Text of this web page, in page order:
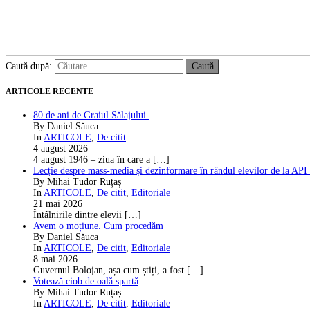
Caută după:
ARTICOLE RECENTE
80 de ani de Graiul Sălajului.
By Daniel Săuca
In ARTICOLE De citit
4 august 2026
4 august 1946 – ziua în care a […]
Lecție despre mass-media și dezinformare în rândul elevilor de la API
By Mihai Tudor Ruțaș
In ARTICOLE De citit Editoriale
21 mai 2026
Întâlnirile dintre elevii […]
Avem o moțiune. Cum procedăm
By Daniel Săuca
In ARTICOLE De citit Editoriale
8 mai 2026
Guvernul Bolojan, așa cum știți, a fost […]
Votează ciob de oală spartă
By Mihai Tudor Ruțaș
In ARTICOLE De citit Editoriale